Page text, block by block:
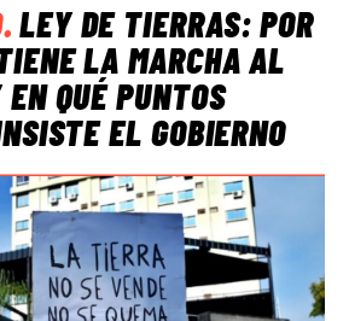
.LEY DE TIERRAS: POR
LA MARCHA AL
EN QUÉ PUNTOS
EL GOBIERNO